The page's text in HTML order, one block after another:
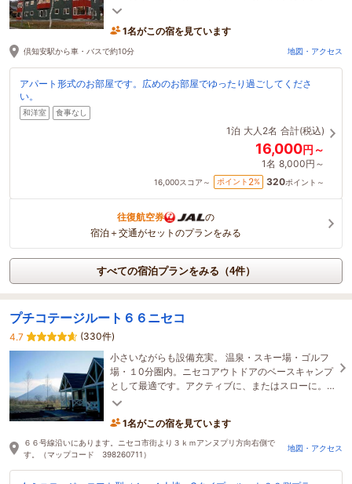
のでご自身のペースで過ごしてください。
1名がこの宿を見ています
倶知安駅から車・バスで約10分 地図・アクセス
アパート形式のお部屋です。広めのお部屋でゆったり過ごしてくださ
い。
和洋室 食事なし
1泊 大人2名 合計(税込)
16,000円～
1名 8,000円～
16,000スコア～ ポイント 2% 320ポイント～
往復航空券
の
宿泊＋交通がセットのプランをみる
すべての宿泊プランをみる（4件）
プチコテージルート６６ニセコ
4.7
(330件)
小さいながらも設備充実。 温泉・スキー場・ゴルフ
場・１0分圏内。ニセコアウトドアのベースキャンプ
として最適です。アクティブに、またはスローに。
オールシーズンで、皆様のお越しをお待ちしており
1名がこの宿を見ています
６６号線沿いにあります。ニセコ市街より３ｋｍアンヌプリ方向右側で
す。（マップコード 398260711）
地図・アクセス